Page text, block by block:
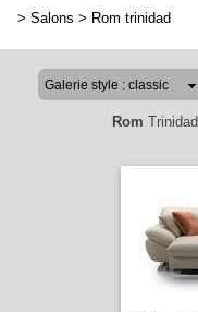
> Salons > Rom trinidad
Rom Trinidad